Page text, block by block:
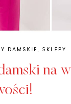
DAMSKIE, SKLEPY
na